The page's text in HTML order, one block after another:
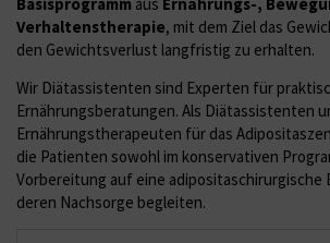
Verhaltenstherapie, mit dem Ziel das
den Gewichtsverlust langfristig zu erhalten.
Wir Diätassistenten sind Experten für
Ernährungsberatungen. Als Diätassistenten
Ernährungstherapeuten für das
die Patienten sowohl im konservativen
Vorbereitung auf eine adipositaschirurgische
deren Nachsorge begleiten.